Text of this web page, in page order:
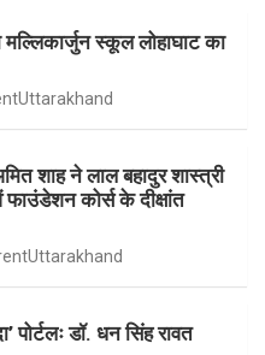
मल्लिकार्जुन स्कूल लोहाघाट का
शाह ने लाल बहादुर शास्त्री
कोर्स के दीक्षांत
पोर्टलः डॉ. धन सिंह रावत